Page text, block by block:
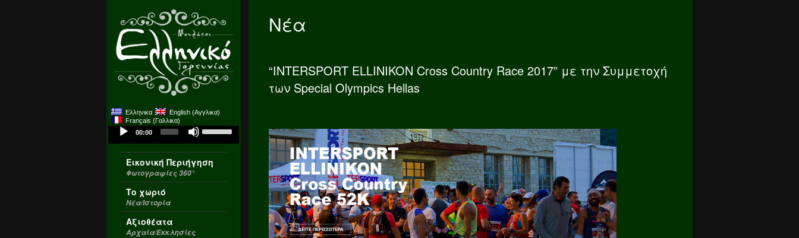
Ελληνικα English (Αγγλικα)
Français (Γαλλικα)
Audio
Player
00:00
Use
keys
increase
Εικονική Περιήγηση
Φωτογραφίες 360°
Το χωριό
Νέα/Ιστορία
Αξιοθέατα
Αρχαία/Εκκλησίες
Νέα
“INTERSPORT ELLINIKON Cross Country Race 2017” με την Συμμετοχή
των Special Olympics Hellas